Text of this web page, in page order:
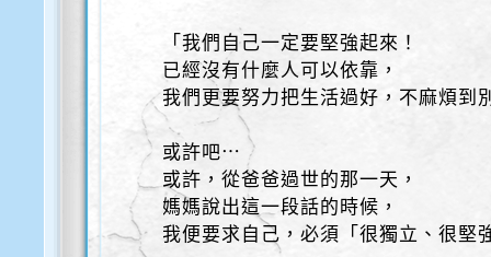
「我們自己一定要堅強起來！
已經沒有什麼人可以依靠，
我們更要努力把生活過好，不麻煩到
或許吧⋯
或許，從爸爸過世的那一天，
媽媽說出這一段話的時候，
我便要求自己，必須「很獨立、很堅